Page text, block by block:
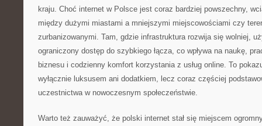
kraju. Choć internet w Polsce jest coraz bardziej powszechny,
między dużymi miastami a mniejszymi miejscowościami czy
zurbanizowanymi. Tam, gdzie infrastruktura rozwija się wolniej,
ograniczony dostęp do szybkiego łącza, co wpływa na naukę,
biznesu i codzienny komfort korzystania z usług online. To
wyłącznie luksusem ani dodatkiem, lecz coraz częściej
uczestnictwa w nowoczesnym społeczeństwie.
Warto też zauważyć, że polski internet stał się miejscem